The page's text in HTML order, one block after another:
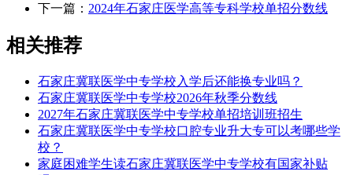
下一篇： 2024年石家庄医学高等专科学校单招分数线
相关推荐
石家庄冀联医学中专学校入学后还能换专业吗？
石家庄冀联医学中专学校2026年秋季分数线
2027年石家庄冀联医学中专学校单招培训班招生
石家庄冀联医学中专学校口腔专业升大专可以考哪些学
校？
家庭困难学生读石家庄冀联医学中专学校有国家补贴